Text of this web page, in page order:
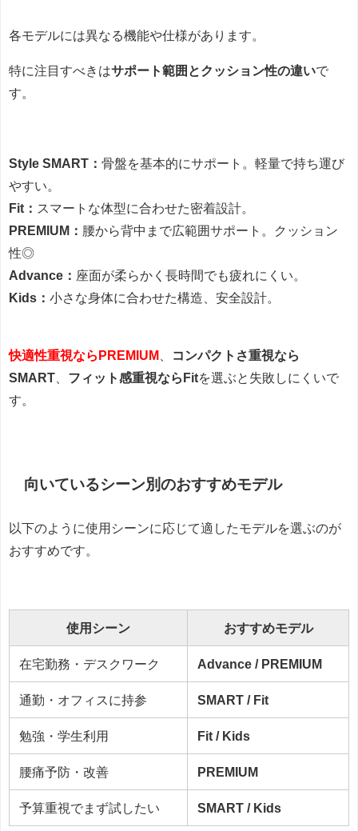
各モデルには異なる機能や仕様があります。
特に注目すべきはサポート範囲とクッション性の違いで
す。
Style SMART： 骨盤を基本的にサポート。軽量で持ち運び
やすい。
Fit： スマートな体型に合わせた密着設計。
PREMIUM： 腰から背中まで広範囲サポート。クッション
性◎
Advance： 座面が柔らかく長時間でも疲れにくい。
Kids： 小さな身体に合わせた構造、安全設計。
快適性重視ならPREMIUM
コンパクトさ重視なら
SMART
フィット感重視ならFitを選ぶと失敗しにくいで
す。
向いているシーン別のおすすめモデル
以下のように使用シーンに応じて適したモデルを選ぶのが
おすすめです。
使用シーン おすすめモデル
在宅勤務・デスクワーク Advance / PREMIUM
通勤・オフィスに持参 SMART / Fit
勉強・学生利用 Fit / Kids
腰痛予防・改善 PREMIUM
予算重視でまず試したい SMART / Kids